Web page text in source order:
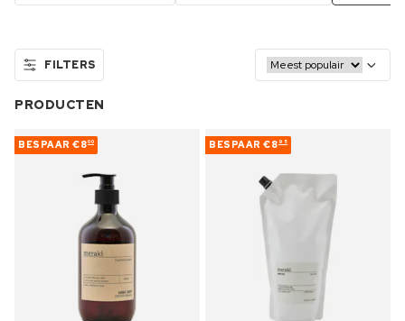
FILTERS
PRODUCTEN
BESPAAR €800 BESPAAR €8 95